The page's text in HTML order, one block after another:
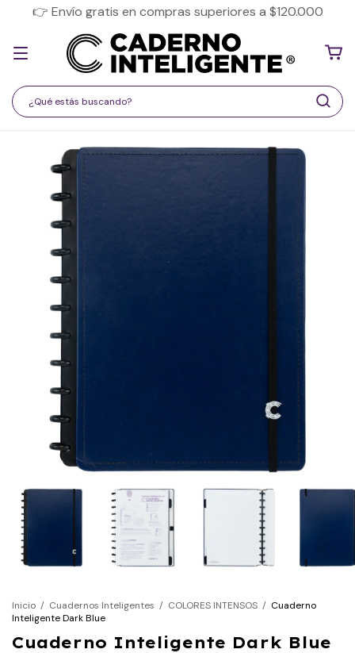
👉 Envío gratis en compras superiores a $120.000
Inicio / Cuadernos Inteligentes / COLORES INTENSOS / Cuaderno
Inteligente Dark Blue
Cuaderno Inteligente Dark Blue